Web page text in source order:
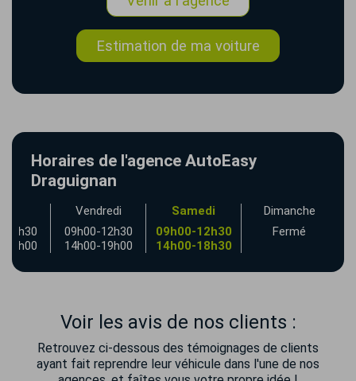
Estimation de ma voiture
Horaires de l'agence AutoEasy
Draguignan
12h30
19h00
Vendredi
09h00-12h30
14h00-19h00
Samedi
09h00-12h30
14h00-18h30
Dimanche
Fermé
Voir les avis de nos clients :
Retrouvez ci-dessous des témoignages de clients
ayant fait reprendre leur véhicule dans l'une de nos